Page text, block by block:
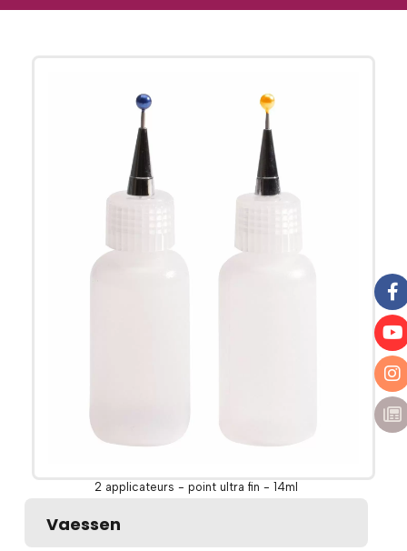
2 applicateurs - point ultra fin - 14ml
Vaessen